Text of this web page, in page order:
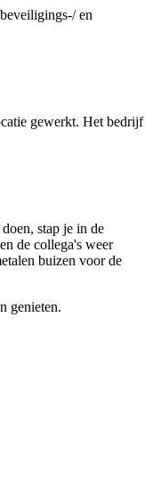
en
gewerkt. Het bedrijf
stap je in de
de collega's weer
buizen voor de
genieten.